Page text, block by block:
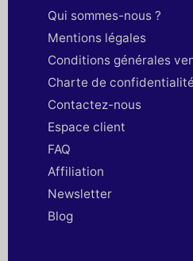
Qui sommes-nous ?
Mentions légales
Conditions générales
Charte de confidentialité
Contactez-nous
Espace client
FAQ
Affiliation
Newsletter
Blog